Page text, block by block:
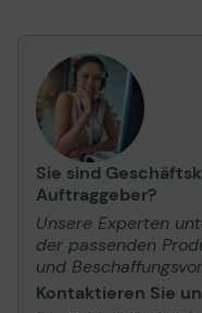
Sie sind
Auftraggeber?
Unsere Experten
der passenden
und
Kontaktieren Sie